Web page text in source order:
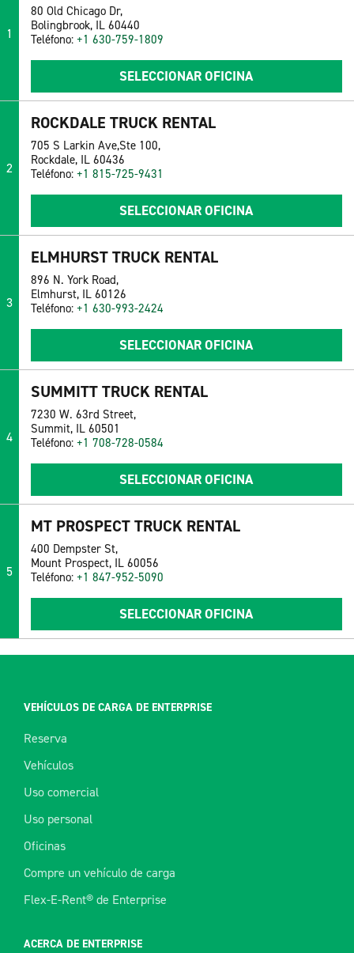
1
80 Old Chicago Dr,
Bolingbrook, IL 60440
Teléfono: +1 630-759-1809
SELECCIONAR OFICINA
2
ROCKDALE TRUCK RENTAL
705 S Larkin Ave,Ste 100,
Rockdale, IL 60436
Teléfono: +1 815-725-9431
SELECCIONAR OFICINA
3
ELMHURST TRUCK RENTAL
896 N. York Road,
Elmhurst, IL 60126
Teléfono: +1 630-993-2424
SELECCIONAR OFICINA
4
SUMMITT TRUCK RENTAL
7230 W. 63rd Street,
Summit, IL 60501
Teléfono: +1 708-728-0584
SELECCIONAR OFICINA
5
MT PROSPECT TRUCK RENTAL
400 Dempster St,
Mount Prospect, IL 60056
Teléfono: +1 847-952-5090
SELECCIONAR OFICINA
VEHÍCULOS DE CARGA DE ENTERPRISE
Reserva
Vehículos
Uso comercial
Uso personal
Oficinas
Compre un vehículo de carga
Flex-E-Rent® de Enterprise
ACERCA DE ENTERPRISE